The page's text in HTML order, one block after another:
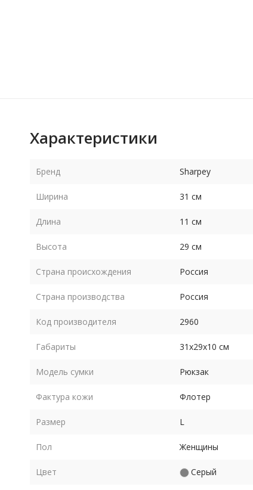
Характеристики
Бренд Sharpey
Ширина 31 см
Длина 11 см
Высота 29 см
Страна происхождения Россия
Страна производства Россия
Код производителя 2960
Габариты 31х29х10 см
Модель сумки Рюкзак
Фактура кожи Флотер
Размер L
Пол Женщины
Цвет Серый